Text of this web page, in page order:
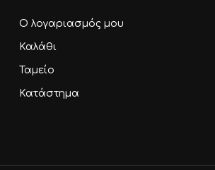
Υποσύνολο:
Ο λογαριασμός μου
Καλάθι
Ταμείο
Κατάστημα